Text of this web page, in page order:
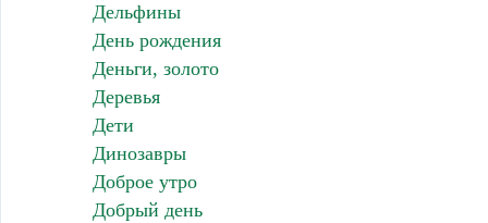
Дельфины
День рождения
Деньги, золото
Деревья
Дети
Динозавры
Доброе утро
Добрый день